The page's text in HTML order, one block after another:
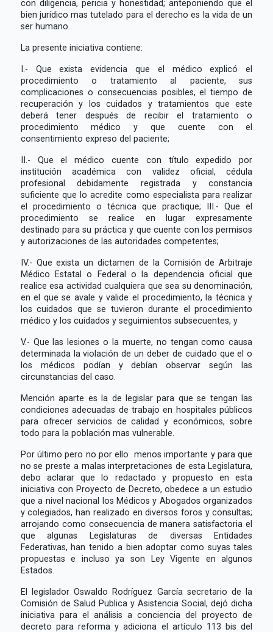
con diligencia, pericia y honestidad; anteponiendo que el
bien jurídico mas tutelado para el derecho es la vida de un
ser humano.
La presente iniciativa contiene:
I.- Que exista evidencia que el médico explicó el
procedimiento o tratamiento al paciente, sus
complicaciones o consecuencias posibles, el tiempo de
recuperación y los cuidados y tratamientos que este
deberá tener después de recibir el tratamiento o
procedimiento médico y que cuente con el
consentimiento expreso del paciente;
II.- Que el médico cuente con título expedido por
institución académica con validez oficial, cédula
profesional debidamente registrada y constancia
suficiente que lo acredite como especialista para realizar
el procedimiento o técnica que practique; III.- Que el
procedimiento se realice en lugar expresamente
destinado para su práctica y que cuente con los permisos
y autorizaciones de las autoridades competentes;
IV.- Que exista un dictamen de la Comisión de Arbitraje
Médico Estatal o Federal o la dependencia oficial que
realice esa actividad cualquiera que sea su denominación,
en el que se avale y valide el procedimiento, la técnica y
los cuidados que se tuvieron durante el procedimiento
médico y los cuidados y seguimientos subsecuentes, y
V.- Que las lesiones o la muerte, no tengan como causa
determinada la violación de un deber de cuidado que el o
los médicos podían y debían observar según las
circunstancias del caso.
Mención aparte es la de legislar para que se tengan las
condiciones adecuadas de trabajo en hospitales públicos
para ofrecer servicios de calidad y económicos, sobre
todo para la población mas vulnerable.
Por último pero no por ello menos importante y para que
no se preste a malas interpretaciones de esta Legislatura,
debo aclarar que lo redactado y propuesto en esta
iniciativa con Proyecto de Decreto, obedece a un estudio
que a nivel nacional los Médicos y Abogados organizados
y colegiados, han realizado en diversos foros y consultas;
arrojando como consecuencia de manera satisfactoria el
que algunas Legislaturas de diversas Entidades
Federativas, han tenido a bien adoptar como suyas tales
propuestas e incluso ya son Ley Vigente en algunos
Estados.
El legislador Oswaldo Rodríguez García secretario de la
Comisión de Salud Publica y Asistencia Social, dejó dicha
iniciativa para el análisis a conciencia del proyecto de
decreto para reforma y adiciona el artículo 113 bis del